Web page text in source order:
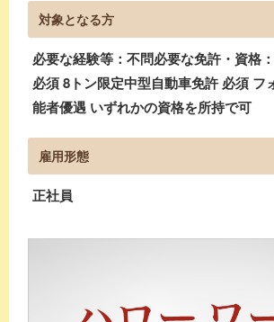
対象となる方
必要な経験等：不問必要な免許・資格
必須 8トン限定中型自動車免許 必須 フ
能者優遇 いずれかの資格を所持で可
雇用形態
正社員